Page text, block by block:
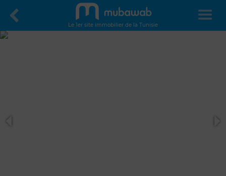
Le 1er site immobilier de la Tunisie